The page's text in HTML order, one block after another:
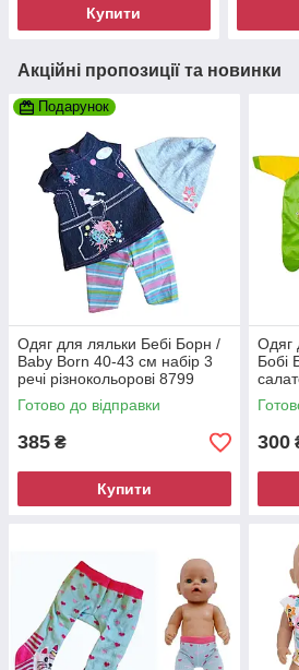
Купити
Акційні пропозиції та новинки
Подарунок
Одяг для ляльки Бебі Борн /
Baby Born 40-43 см набір 3
речі різнокольорові 8799
Готово до відправки
385 ₴
Купити
Одяг
Бобі
300